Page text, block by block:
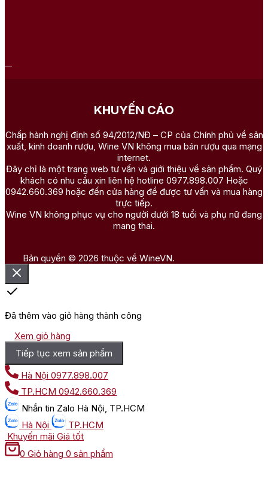
KHUYẾN CÁO
Chấp hành nghị định số 94/2012/NĐ – CP của Chính phủ về sản
xuất, kinh doanh rượu, Wine VN không mua bán rượu qua mạng
internet.
Đây chỉ là một trang web tư vấn và giới thiệu về sản phẩm. Quý
khách có nhu cầu xin liên hệ hotline 0977.898.007 Hoặc
0942.660.369 hoặc đến cửa hàng để được tư vấn và mua hàng
trực tiếp.
Wine VN không phục vụ cho người dưới 18 tuổi và phụ nữ đang
mang thai.
Bản quyền © 2026 thuộc về WineVN.
Đã thêm vào giỏ hàng thành công
Xem giỏ hàng
Tiếp tục xem sản phẩm
Hà Nội 0977.898.007
TP.HCM 0942.660.369
Nhắn tin Zalo Hà Nội, TP.HCM
Hà Nội
TP.HCM
Khuyến mãi Giá tốt
0 Giỏ hàng 0 sản phẩm